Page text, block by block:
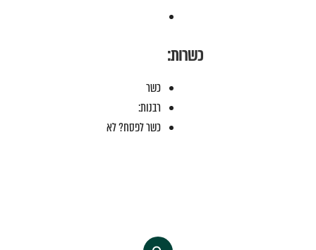
כשרות:
כשר
רבנות:
כשר לפסח? לא